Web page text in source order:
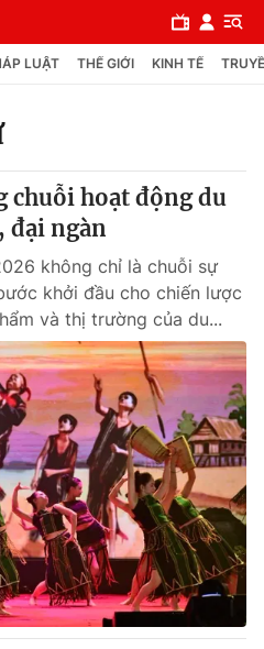
LUẬT THẾ GIỚI KINH TẾ
chuỗi hoạt động du
đại ngàn
không chỉ là chuỗi sự
khởi đầu cho chiến lược
và thị trường của du...